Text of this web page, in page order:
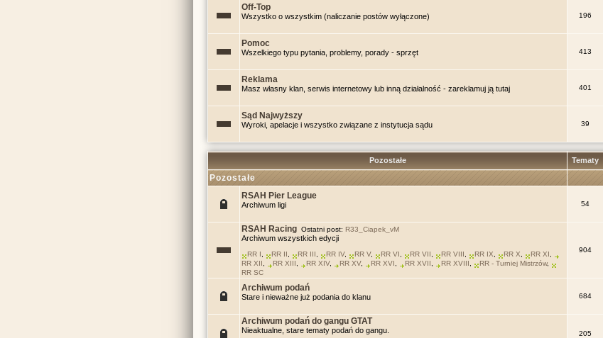
Off-Top
Wszystko o wszystkim (naliczanie postów wyłączone) 196
Pomoc
Wszelkiego typu pytania, problemy, porady - sprzęt 413
Reklama
Masz własny klan, serwis internetowy lub inną działalność - zareklamuj ją tutaj 401
Sąd Najwyższy
Wyroki, apelacje i wszystko związane z instytucja sądu 39
Pozostałe Tematy
Pozostałe
RSAH Pier League
Archiwum ligi 54
RSAH Racing Ostatni post: R33_Ciapek_vM
Archiwum wszystkich edycji
RR I RR II RR III RR IV, RR V, RR VI RR VII RR VIII RR IX RR X RR XI
RR XII
RR XIII RR XIV, RR XV, RR XVI RR XVII RR XVIII RR - Turniej Mistrzów,
RR SC
904
Archiwum podań
Stare i nieważne już podania do klanu 684
Archiwum podań do gangu GTAT
Nieaktualne, stare tematy podań do gangu. 205